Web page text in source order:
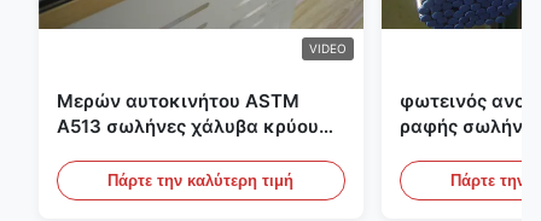
VIDEO
Μερών αυτοκινήτου ASTM
A513 σωλήνες χάλυβα κρύου
την παραγωγή DOM
Πάρτε την καλύτερη τιμή
φωτεινός
ραφής
υδραυλικά
Πάρτε την